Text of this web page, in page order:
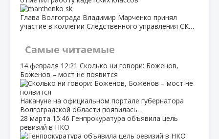
Глава Волгограда Владимир Марченко принял
участие в коллегии Следственного управления СК…
Самые читаемые
14 февраля 12:21 Сколько ни говори: Боженов,
Боженов – мост не появится
Накануне на официальном портале губернатора
Волгоградской области появилась…
28 марта 15:46 Генпрокуратура объявила цель
ревизий в НКО